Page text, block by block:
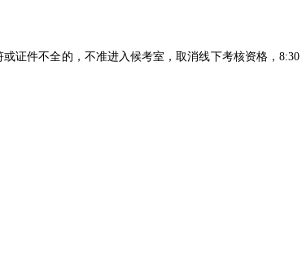
证件不全的，不准进入候考室，取消线下考核资格，8:30